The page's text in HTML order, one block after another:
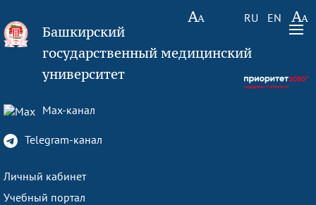
RU EN
Башкирский
государственный медицинский
университет
Max-канал
Telegram-канал
Личный кабинет
Учебный портал